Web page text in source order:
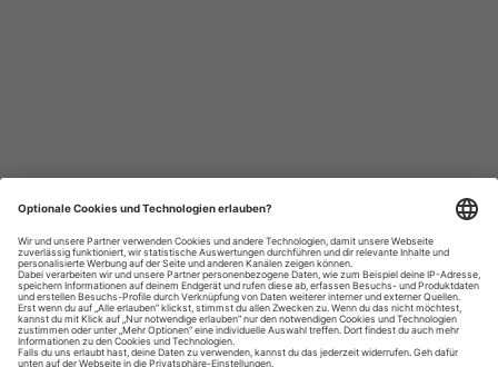
Datenschutzhinweise
Impressum
Privatsphäre-Einstellungen